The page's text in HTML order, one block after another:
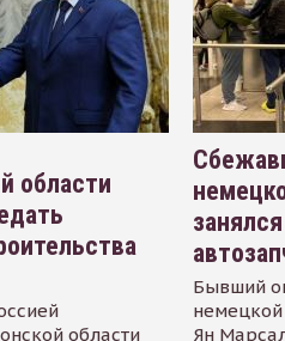
области
области
Бывший
Ян